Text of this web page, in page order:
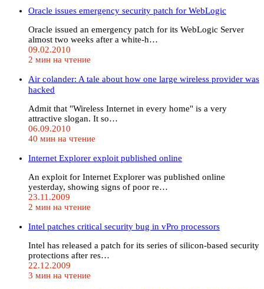
Oracle issues emergency security patch for WebLogic
Oracle issued an emergency patch for its WebLogic Server
almost two weeks after a white-h…
09.02.2010
2 мин на чтение
Air colander: A tale about how one large wireless provider was
hacked
Admit that "Wireless Internet in every home" is a very
attractive slogan. It so…
06.09.2010
40 мин на чтение
Internet Explorer exploit published online
An exploit for Internet Explorer was published online
yesterday, showing signs of poor re…
23.11.2009
2 мин на чтение
Intel patches critical security bug in vPro processors
Intel has released a patch for its series of silicon-based security
protections after res…
22.12.2009
3 мин на чтение